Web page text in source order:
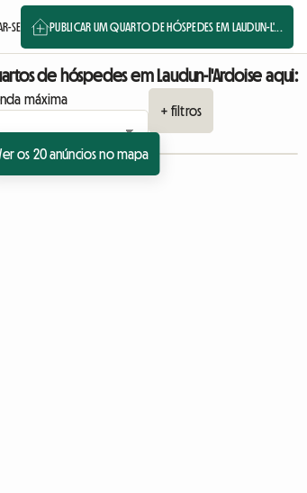
SE PUBLICAR UM QUARTO DE HÓSPEDES EM LAUDUN-L'...
de hóspedes em Laudun-l'Ardoise aqui:
máxima
+ filtros
os 20 anúncios no mapa